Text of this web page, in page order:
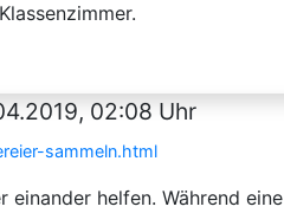
02:08 Uhr
sammeln.html
helfen. Während